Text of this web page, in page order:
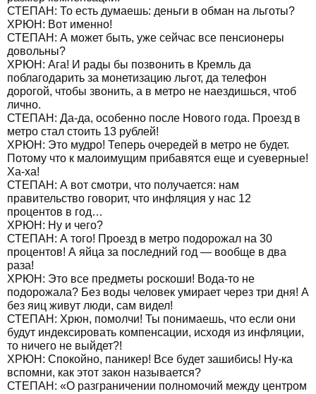
СТЕПАН: То есть думаешь: деньги в обман на льготы?
ХРЮН: Вот именно!
СТЕПАН: А может быть, уже сейчас все пенсионеры
довольны?
ХРЮН: Ага! И рады бы позвонить в Кремль да
поблагодарить за монетизацию льгот, да телефон
дорогой, чтобы звонить, а в метро не наездишься, чтоб
лично.
СТЕПАН: Да-да, особенно после Нового года. Проезд в
метро стал стоить 13 рублей!
ХРЮН: Это мудро! Теперь очередей в метро не будет.
Потому что к малоимущим прибавятся еще и суеверные!
Ха-ха!
СТЕПАН: А вот смотри, что получается: нам
правительство говорит, что инфляция у нас 12
процентов в год…
ХРЮН: Ну и чего?
СТЕПАН: А того! Проезд в метро подорожал на 30
процентов! А яйца за последний год — вообще в два
раза!
ХРЮН: Это все предметы роскоши! Вода-то не
подорожала? Без воды человек умирает через три дня! А
без яиц живут люди, сам видел!
СТЕПАН: Хрюн, помолчи! Ты понимаешь, что если они
будут индексировать компенсации, исходя из инфляции,
то ничего не выйдет?!
ХРЮН: Спокойно, паникер! Все будет зашибись! Ну-ка
вспомни, как этот закон называется?
СТЕПАН: «О разграничении полномочий между центром